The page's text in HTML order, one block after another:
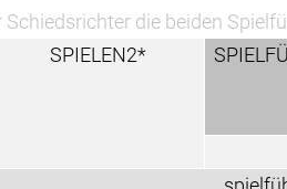
Schiedsrichter die beiden
SPIELEN2*